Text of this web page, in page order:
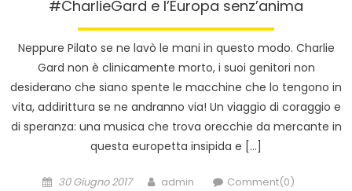
#CharlieGard e l’Europa senz’anima
Neppure Pilato se ne lavò le mani in questo modo. Charlie
Gard non è clinicamente morto, i suoi genitori non
desiderano che siano spente le macchine che lo tengono in
vita, addirittura se ne andranno via! Un viaggio di coraggio e
di speranza: una musica che trova orecchie da mercante in
questa europetta insipida e […]
Posted
30 Giugno 2017 Author
admin Comment(0)